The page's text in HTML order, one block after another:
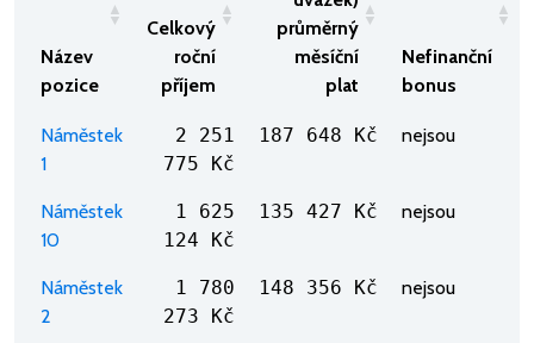
Název
pozice
Celkový
roční
příjem
průměrný
měsíční
plat
Nefinanční
bonus
Náměstek
1
2 251
775 Kč
187 648 Kč nejsou
Náměstek
10
1 625
124 Kč
135 427 Kč nejsou
Náměstek
2
1 780
273 Kč
148 356 Kč nejsou